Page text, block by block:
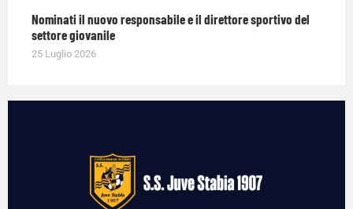
Nominati il nuovo responsabile e il direttore sportivo del
settore giovanile
25 Luglio 2026